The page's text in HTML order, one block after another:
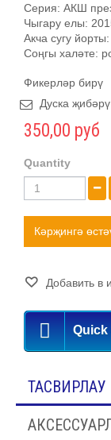
Серия: АКШ
Чыгару елы:
Акча сугу йорты:
Соңгы халәте:
Фикерләр бирү
Дуска җибәрү
350,00 руб
Quantity
Кәрҗингә
Добавить в
Quick
ТАСВИРЛАУ